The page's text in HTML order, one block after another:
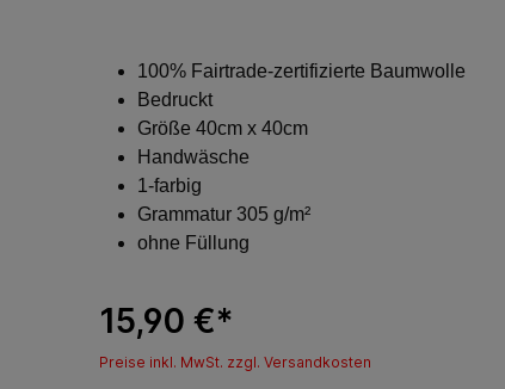
100% Fairtrade-zertifizierte Baumwolle
Bedruckt
Größe 40cm x 40cm
Handwäsche
1-farbig
Grammatur 305 g/m²
ohne Füllung
15,90 €*
Preise inkl. MwSt. zzgl. Versandkosten